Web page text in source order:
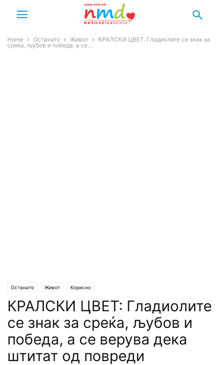
Home Останато Живот
КРАЛСКИ ЦВЕТ: Гладиолите се знак за
среќа, љубов и победа, а се...
Останато Живот Корисно
КРАЛСКИ ЦВЕТ: Гладиолите
се знак за среќа, љубов и
победа, а се верува дека
штитат од повреди